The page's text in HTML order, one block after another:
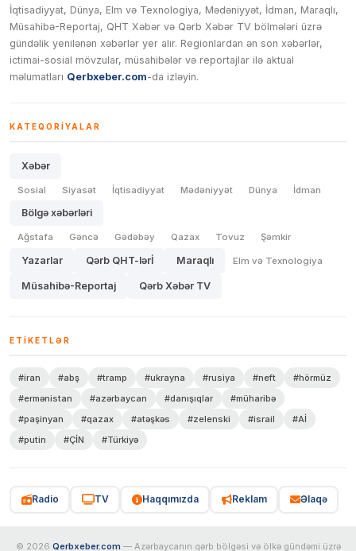
İqtisadiyyat, Dünya, Elm və Texnologiya, Mədəniyyət, İdman, Maraqlı,
Müsahibə-Reportaj, QHT Xəbər və Qərb Xəbər TV bölmələri üzrə
gündəlik yenilənən xəbərlər yer alır. Regionlardan ən son xəbərlər,
ictimai-sosial mövzular, müsahibələr və reportajlar ilə aktual
məlumatları Qerbxeber.com-da izləyin.
KATEQORIYALAR
Xəbər
Sosial Siyasət İqtisadiyyat Mədəniyyət Dünya İdman
Bölgə xəbərləri
Ağstafa Gəncə Gədəbəy Qazax Tovuz Şəmkir
Yazarlar Qərb QHT-lərİ Maraqlı Elm və Texnologiya
Müsahibə-Reportaj Qərb Xəbər TV
ETIKETLƏR
#iran #abş #tramp #ukrayna #rusiya #neft
#hörmüz
#ermənistan
#azərbaycan #danışıqlar
#müharibə
#paşinyan
#qazax #atəşkəs #zelenski #israil
#Aİ
#putin
#ÇİN #Türkiyə
Radio TV Haqqımızda Reklam Əlaqə
© 2026 Qerbxeber.com — Azərbaycanın qərb bölgəsi və ölkə gündəmi üzrə